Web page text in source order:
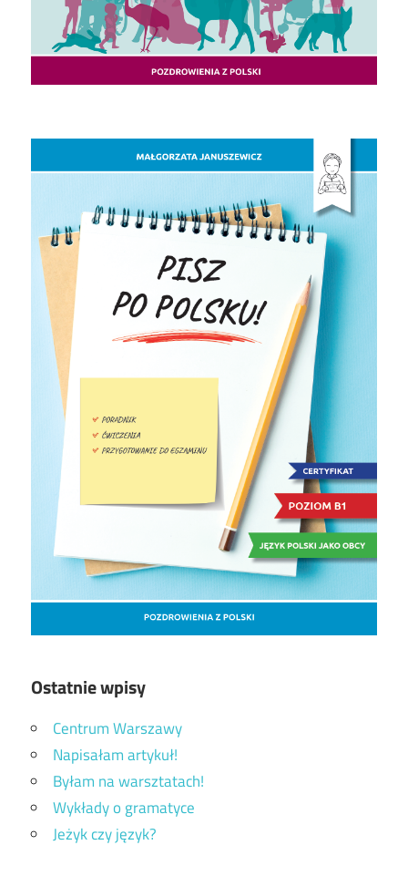
Ostatnie wpisy
Centrum Warszawy
Napisałam artykuł!
Byłam na warsztatach!
Wykłady o gramatyce
Jeżyk czy język?